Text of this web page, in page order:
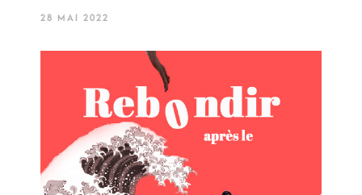
28 MAI 2022